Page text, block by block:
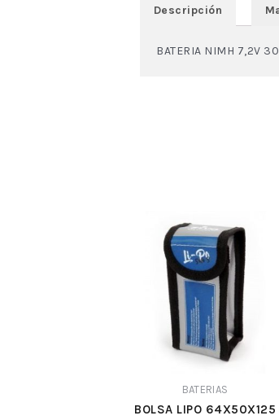
Descripción
BATERIA NIMH 7,2V
BATERIAS
BOLSA LIPO 64X50X125